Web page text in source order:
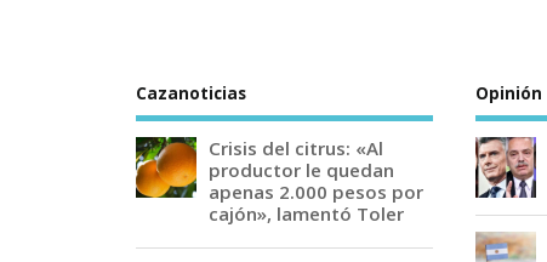
Cazanoticias
Crisis del citrus: «Al
productor le quedan
apenas 2.000 pesos por
cajón», lamentó Toler
Opinión